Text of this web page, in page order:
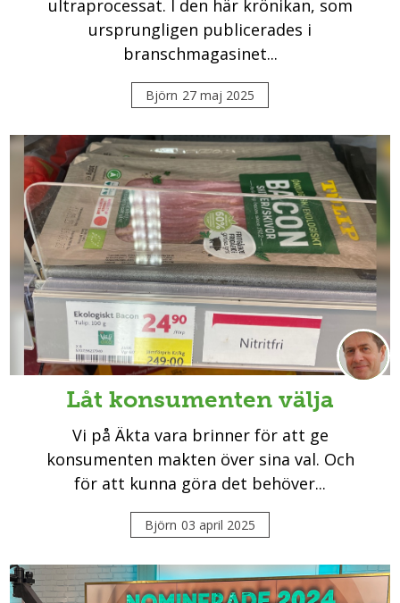
ultraprocessat. I den här krönikan, som
ursprungligen publicerades i
branschmagasinet...
Björn 27 maj 2025
Låt konsumenten välja
Vi på Äkta vara brinner för att ge
konsumenten makten över sina val. Och
för att kunna göra det behöver...
Björn 03 april 2025